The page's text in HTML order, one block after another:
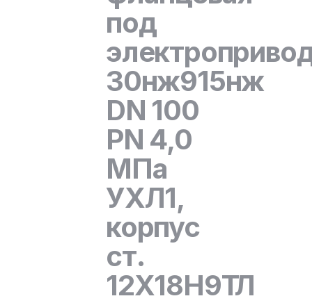
под
30нж915нж
DN 100
PN 4,0
МПа
УХЛ1,
корпус
ст.
12Х18Н9ТЛ